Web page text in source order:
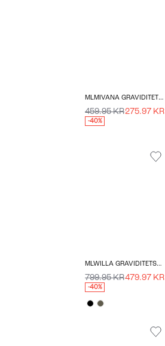
MLMIVANA GRAVIDITETSKJOLE
459.95 KR275.97 KR
-40%
MLWILLA GRAVIDITETSFRAKKE
799.95 KR479.97 KR
-40%